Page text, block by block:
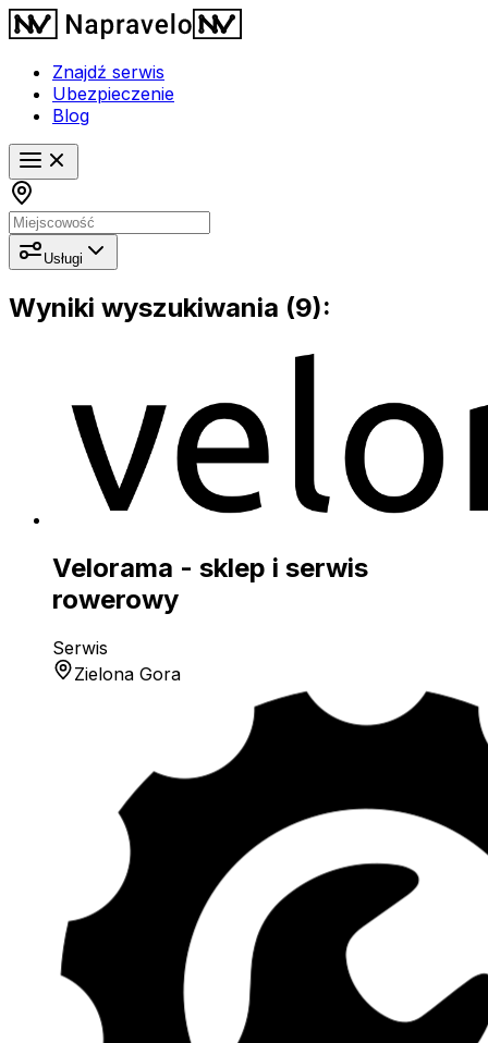
Znajdź serwis
Ubezpieczenie
Blog
Usługi
Wyniki wyszukiwania (9):
Velorama - sklep i serwis
rowerowy
Serwis
Zielona Gora